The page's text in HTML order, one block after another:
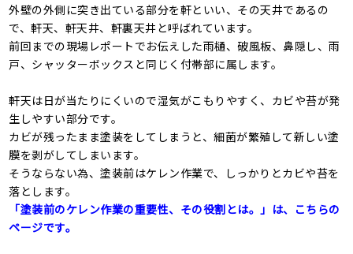
外壁の外側に突き出ている部分を軒といい、その天井であるの
で、軒天、軒天井、軒裏天井と呼ばれています。
前回までの現場レポートでお伝えした雨樋、破風板、鼻隠し、雨
戸、シャッターボックスと同じく付帯部に属します。
軒天は日が当たりにくいので湿気がこもりやすく、カビや苔が発
生しやすい部分です。
カビが残ったまま塗装をしてしまうと、細菌が繁殖して新しい塗
膜を剥がしてしまいます。
そうならない為、塗装前はケレン作業で、しっかりとカビや苔を
落とします。
「塗装前のケレン作業の重要性、その役割とは。」は、こちらの
ページです。